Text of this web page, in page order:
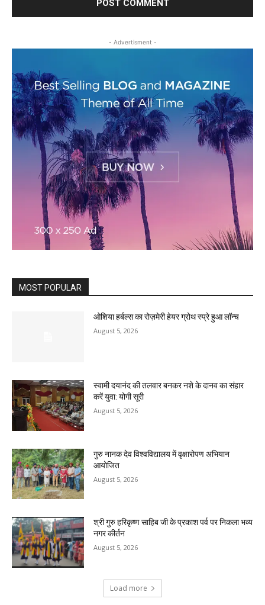
- Advertisment -
MOST POPULAR
ओशिया हर्बल्स का रोज़मेरी हेयर ग्रोथ स्प्रे हुआ लॉन्च
August 5, 2026
स्वामी दयानंद की तलवार बनकर नशे के दानव का संहार
करें युवा: योगी सूरी
August 5, 2026
गुरु नानक देव विश्वविद्यालय में वृक्षारोपण अभियान
आयोजित
August 5, 2026
श्री गुरु हरिकृष्ण साहिब जी के प्रकाश पर्व पर निकला भव्य
नगर कीर्तन
August 5, 2026
Load more